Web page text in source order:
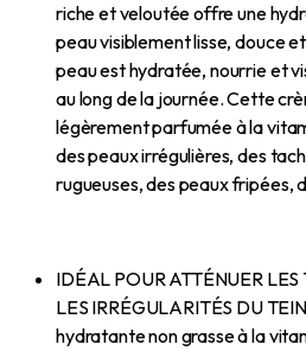
riche et veloutée offre une
peau visiblement lisse, douce
peau est hydratée, nourrie et
au long de la journée. Cette
légèrement parfumée à la
des peaux irrégulières, des
rugueuses, des peaux fripées,
IDÉAL POUR ATTÉNUER LES
LES IRRÉGULARITÉS DU
hydratante non grasse à la